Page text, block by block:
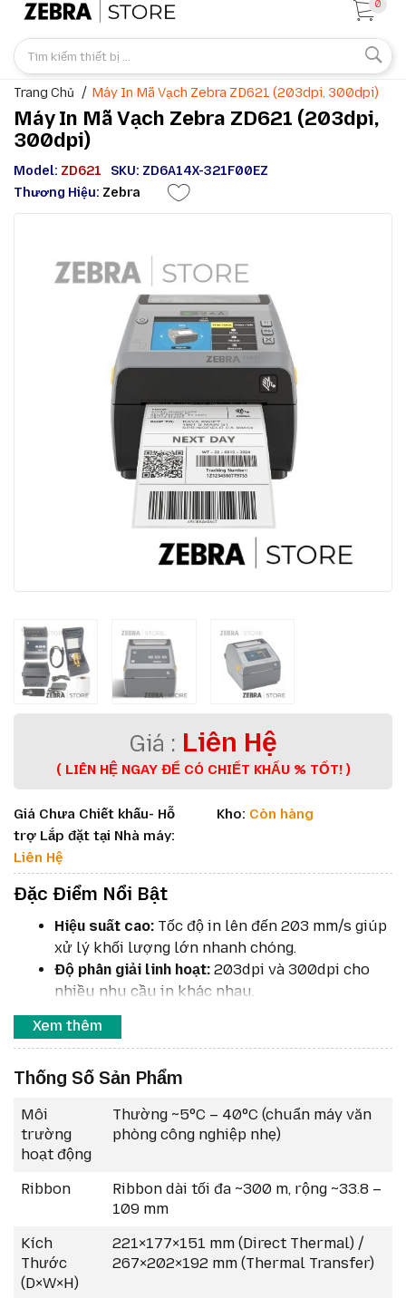
0
Trang Chủ Máy In Mã Vạch Zebra ZD621 (203dpi, 300dpi)
Máy In Mã Vạch Zebra ZD621 (203dpi,
300dpi)
Model: ZD621
SKU: ZD6A14X-321F00EZ
Thương Hiệu: Zebra
Liên Hệ
( LIÊN HỆ NGAY ĐỂ CÓ CHIẾT KHẤU % TỐT! )
Giá Chưa Chiết khấu- Hỗ
trợ Lắp đặt tại Nhà máy:
Liên Hệ
Kho: Còn hàng
Đặc Điểm Nổi Bật
Hiệu suất cao: Tốc độ in lên đến 203 mm/s giúp
xử lý khối lượng lớn nhanh chóng.
Độ phân giải linh hoạt: 203dpi và 300dpi cho
nhiều nhu cầu in khác nhau.
Màn hình cảm ứng màu:
thao tác và quản lý.
Ethernet.
sắc nét, chính xác cao.
Thiết kế nhỏ gọn:Phù hợp không gian văn
phòng, quầy bán lẻ.
Bảo mật nâng cao:Tích hợp các công nghệ bảo
mật Zebra Print DNA.
hợp nhiều ứng dụng.
Xem thêm
Thống Số Sản Phẩm
Môi
trường
hoạt động
Thường ~5°C – 40°C (chuẩn máy văn
phòng công nghiệp nhẹ)
Ribbon
Ribbon dài tối đa ~300 m, rộng ~33.8 –
109 mm
Kích
Thước
(D×W×H)
221×177×151 mm (Direct Thermal) /
267×202×192 mm (Thermal Transfer)